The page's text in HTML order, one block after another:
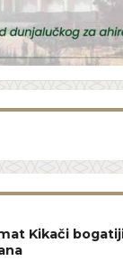
Kikači